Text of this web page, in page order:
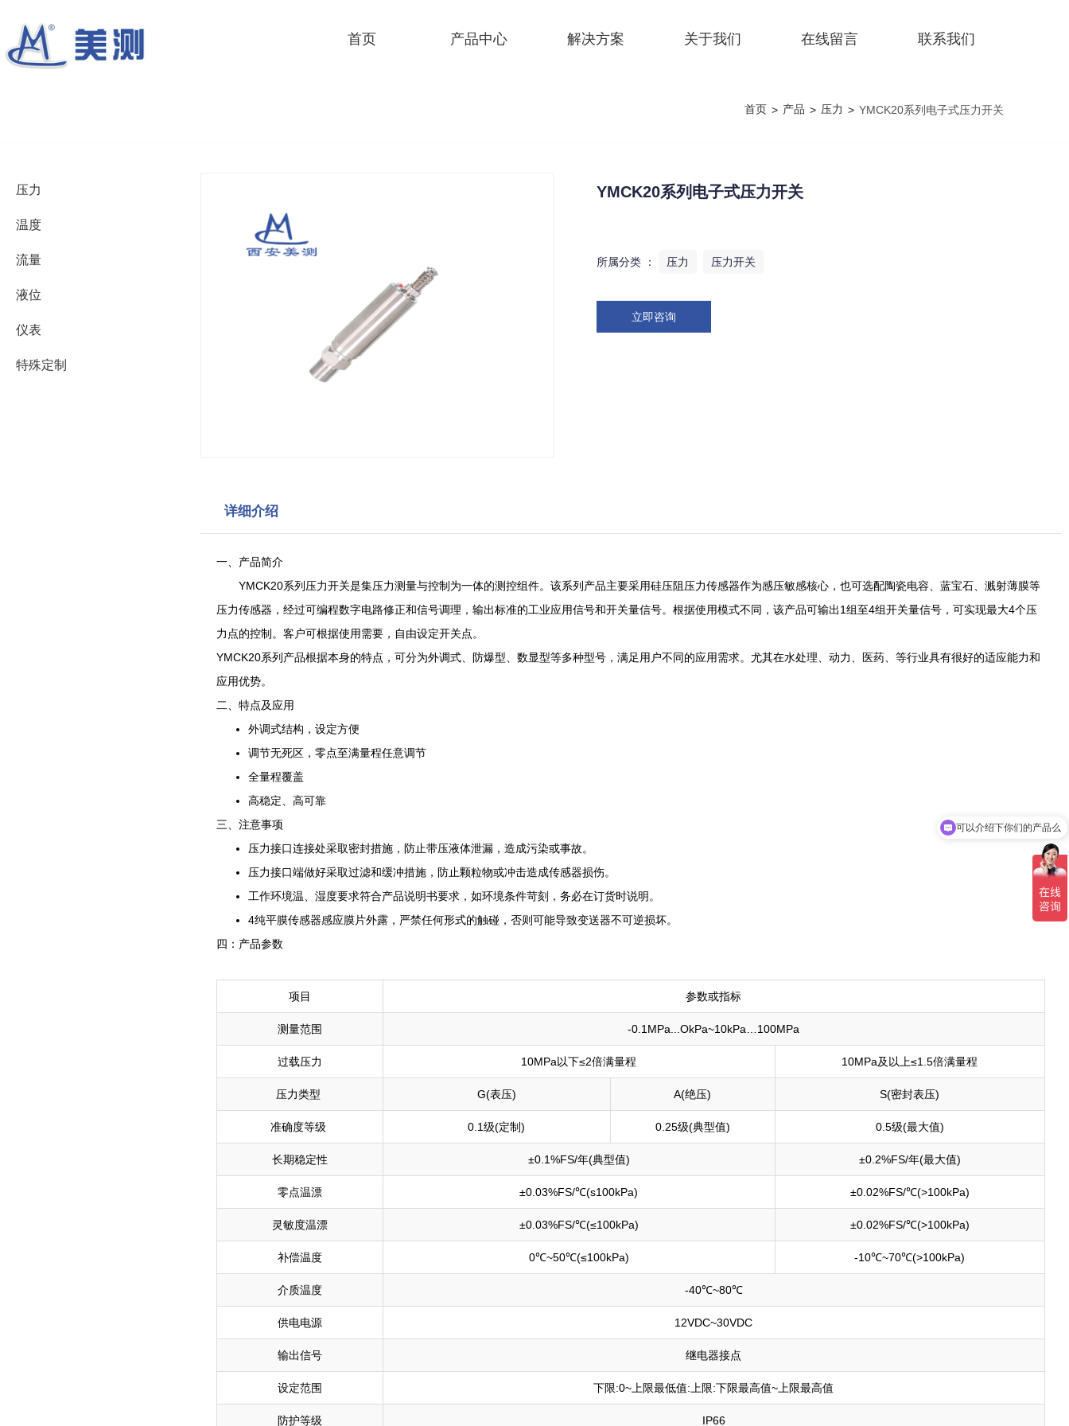
首页 产品中心 解决方案 关于我们 在线留言 联系我们
首页 > 产品 > 压力 > YMCK20系列电子式压力开关
压力
温度
流量
液位
仪表
特殊定制
YMCK20系列电子式压力开关
所属分类 ： 压力 压力开关
立即咨询
详细介绍
一、产品简介
YMCK20系列压力开关是集压力测量与控制为一体的测控组件。该系列产品主要采用硅压阻压力传感器作为感压敏感核心，也可选配陶瓷电容、蓝宝石、溅射薄膜等
压力传感器，经过可编程数字电路修正和信号调理，输出标准的工业应用信号和开关量信号。根据使用模式不同，该产品可输出1组至4组开关量信号，可实现最大4个压
力点的控制。客户可根据使用需要，自由设定开关点。
YMCK20系列产品根据本身的特点，可分为外调式、防爆型、数显型等多种型号，满足用户不同的应用需求。尤其在水处理、动力、医药、等行业具有很好的适应能力和
应用优势。
二、特点及应用
外调式结构，设定方便
调节无死区，零点至满量程任意调节
全量程覆盖
高稳定、高可靠
三、注意事项
压力接口连接处采取密封措施，防止带压液体泄漏，造成污染或事故。
压力接口端做好采取过滤和缓冲措施，防止颗粒物或冲击造成传感器损伤。
工作环境温、湿度要求符合产品说明书要求，如环境条件苛刻，务必在订货时说明。
4纯平膜传感器感应膜片外露，严禁任何形式的触碰，否则可能导致变送器不可逆损坏。
四：产品参数
项目 参数或指标
测量范围 -0.1MPa...OkPa~10kPa…100MPa
过载压力 10MPa以下≤2倍满量程 10MPa及以上≤1.5倍满量程
压力类型 G(表压) A(绝压) S(密封表压)
准确度等级 0.1级(定制) 0.25级(典型值) 0.5级(最大值)
长期稳定性 ±0.1%FS/年(典型值) ±0.2%FS/年(最大值)
零点温漂 ±0.03%FS/℃(s100kPa) ±0.02%FS/℃(>100kPa)
灵敏度温漂 ±0.03%FS/℃(≤100kPa) ±0.02%FS/℃(>100kPa)
补偿温度 0℃~50℃(≤100kPa) -10℃~70℃(>100kPa)
介质温度 -40℃~80℃
供电电源 12VDC~30VDC
输出信号 继电器接点
设定范围 下限:0~上限最低值:上限:下限最高值~上限最高值
防护等级 IP66
可以介绍下你们的产品么